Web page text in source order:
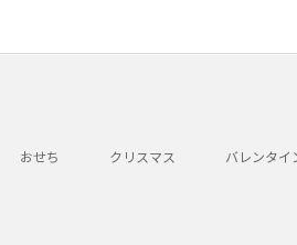
おせち クリスマス バレンタイ